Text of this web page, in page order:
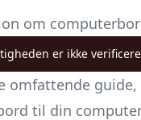
om
er ikke
omfattende
til din